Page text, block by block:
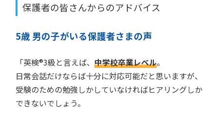
保護者の皆さんからのアドバイス
5歳 男の子がいる保護者さまの声
「英検®︎3級と言えば、 中学校卒業レベル。
日常会話だけならば十分に対応可能だと思いますが、
受験のための勉強しかしていなければヒアリングしか
できないでしょう。